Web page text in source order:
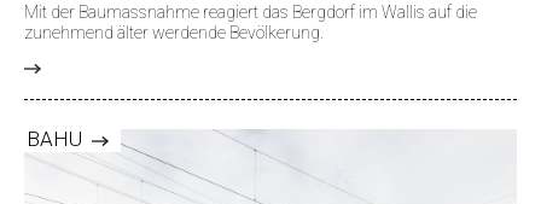
Mit der Baumassnahme reagiert das Bergdorf im Wallis auf die
zunehmend älter werdende Bevölkerung.
BAHU